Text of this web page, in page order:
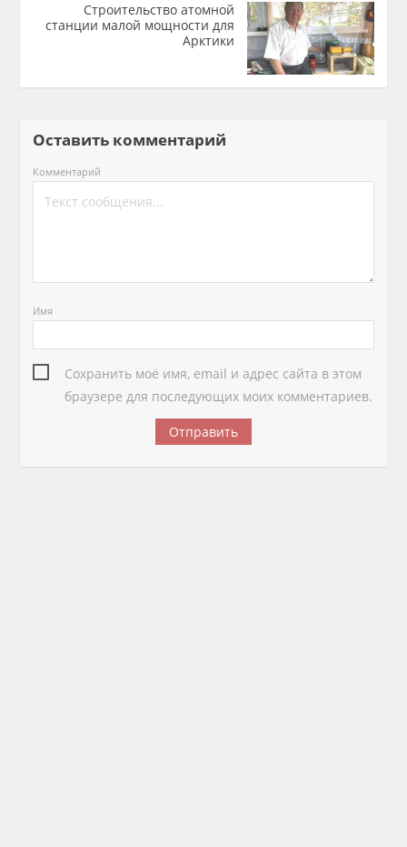
Строительство атомной
станции малой мощности для
Арктики
Оставить комментарий
Комментарий
Имя
Сохранить моё имя, email и адрес сайта в этом
браузере для последующих моих комментариев.